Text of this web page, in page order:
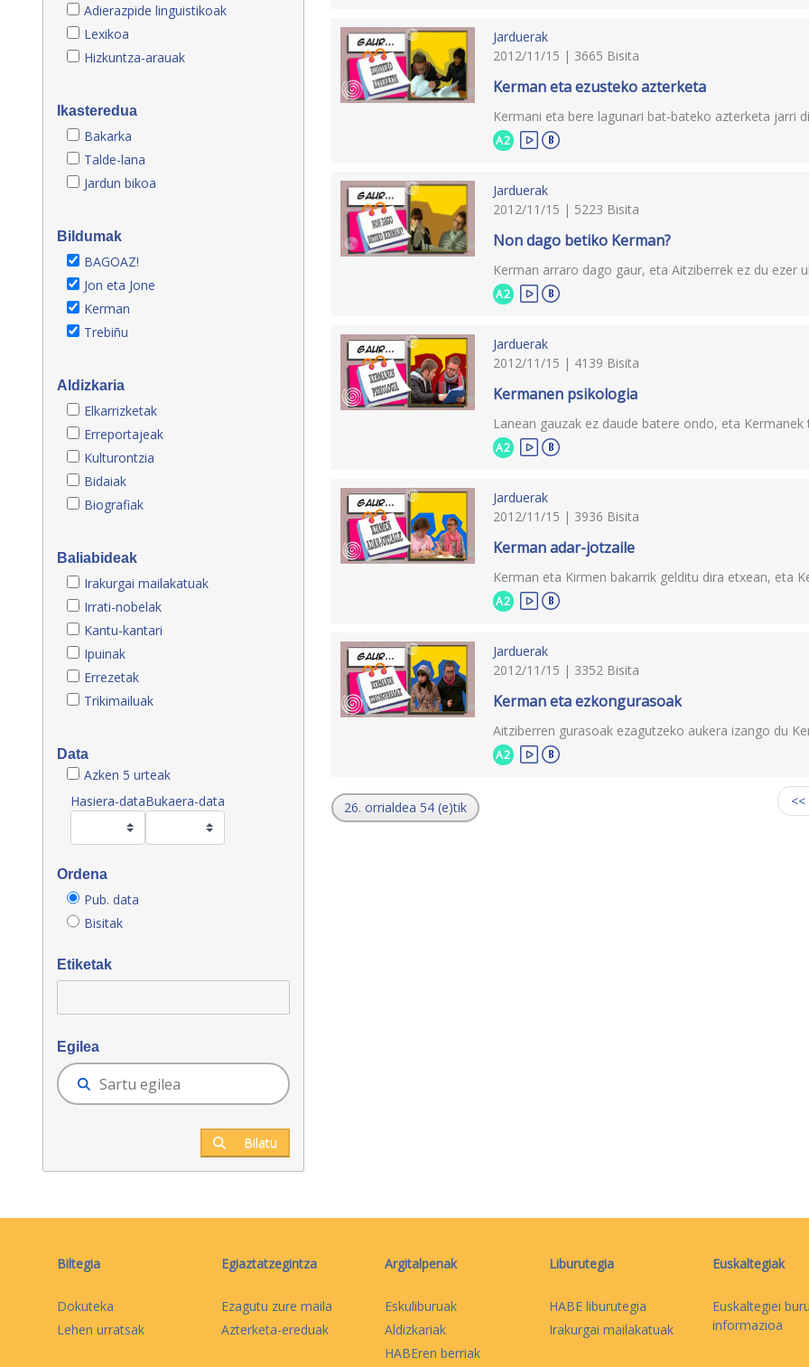
Adierazpide linguistikoak
Lexikoa
Hizkuntza-arauak
Ikasteredua
Bakarka
Talde-lana
Jardun bikoa
Bildumak
BAGOAZ!
Jon eta Jone
Kerman
Trebiñu
Aldizkaria
Elkarrizketak
Erreportajeak
Kulturontzia
Bidaiak
Biografiak
Baliabideak
Irakurgai mailakatuak
Irrati-nobelak
Kantu-kantari
Ipuinak
Errezetak
Trikimailuak
Data
Azken 5 urteak
Hasiera-dataBukaera-data
Ordena
Pub. data
Bisitak
Etiketak
Egilea
Bilatu
Jarduerak
2012/11/15 | 3665 Bisita
Kerman eta ezusteko azterketa
Kermani eta bere lagunari bat-bateko azterketa jarri
A2
Jarduerak
2012/11/15 | 5223 Bisita
Non dago betiko Kerman?
Kerman arraro dago gaur, eta Aitziberrek ez du ezer
A2
Jarduerak
2012/11/15 | 4139 Bisita
Kermanen psikologia
Lanean gauzak ez daude batere ondo, eta
A2
Jarduerak
2012/11/15 | 3936 Bisita
Kerman adar-jotzaile
Kerman eta Kirmen bakarrik gelditu dira etxean, eta
A2
Jarduerak
2012/11/15 | 3352 Bisita
Kerman eta ezkongurasoak
Aitziberren gurasoak ezagutzeko aukera izango du
A2
26. orrialdea 54 (e)tik
Biltegia
Dokuteka
Lehen urratsak
Egiaztatzegintza
Ezagutu zure maila
Azterketa-ereduak
Argitalpenak
Eskuliburuak
Aldizkariak
HABEren berriak
Liburutegia
HABE liburutegia
Irakurgai mailakatuak
Euskaltegiak
Euskaltegiei
informazioa